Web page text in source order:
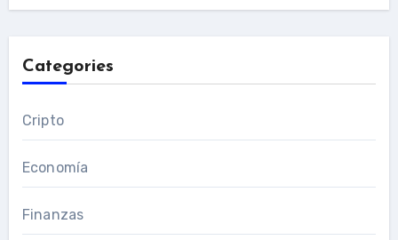
Categories
Cripto
Economía
Finanzas